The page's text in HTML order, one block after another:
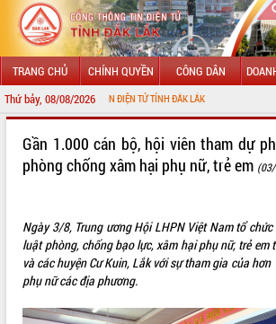
TRANG CHỦ CHÍNH QUYỀN CÔNG DÂN
Thứ bảy, 08/08/2026
THÔNG TIN ĐIỆN TỬ TỈNH ĐẮK LẮK
LÃNH ĐẠO UBND TỈNH
SỞ, BAN, NGÀNH
UBND CÁC XÃ, PHƯỜNG
THÔNG TIN CHỈ ĐẠO ĐIỀU HÀNH
Gần 1.000 cán bộ, hội viên tham dự
phòng chống xâm hại phụ nữ, trẻ em
Ngày 3/8, Trung ương Hội LHPN Việt Nam tổ
luật phòng, chống bạo lực, xâm hại phụ nữ, trẻ em
và các huyện Cư Kuin, Lắk với sự tham gia của
phụ nữ các địa phương.